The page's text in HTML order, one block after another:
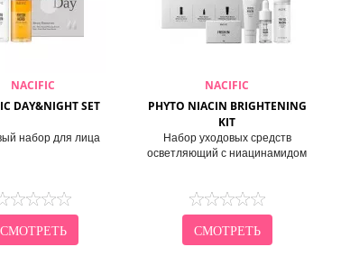
NACIFIC
DAY&NIGHT SET
набор для лица
СМОТРЕТЬ
NACIFIC
PHYTO NIACIN BRIGHTENING
KIT
Набор уходовых средств
осветляющий с ниацинамидом
СМОТРЕТЬ